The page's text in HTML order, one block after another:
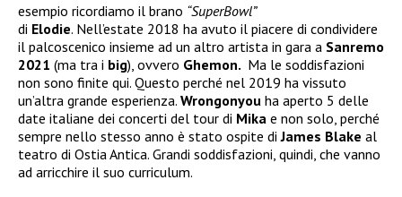
esempio ricordiamo il brano “SuperBowl”
di Elodie. Nell’estate 2018 ha avuto il piacere di condividere
il palcoscenico insieme ad un altro artista in gara a Sanremo
2021 (ma tra i big), ovvero Ghemon. Ma le soddisfazioni
non sono finite qui. Questo perché nel 2019 ha vissuto
un’altra grande esperienza. Wrongonyou ha aperto 5 delle
date italiane dei concerti del tour di Mika e non solo, perché
sempre nello stesso anno è stato ospite di James Blake al
teatro di Ostia Antica. Grandi soddisfazioni, quindi, che vanno
ad arricchire il suo curriculum.